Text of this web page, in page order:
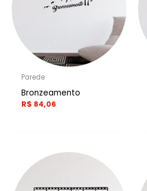
Parede
Bronzeamento
R$ 84,06